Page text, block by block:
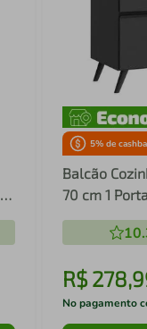
5% de
Balcão
70 cm 1
Multimóveis
R$ 278,
No pagamento